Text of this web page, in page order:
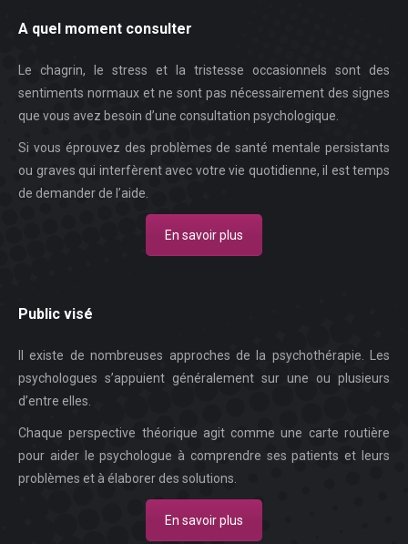
A quel moment consulter
Le chagrin, le stress et la tristesse occasionnels sont des
sentiments normaux et ne sont pas nécessairement des signes
que vous avez besoin d’une consultation psychologique.
Si vous éprouvez des problèmes de santé mentale persistants
ou graves qui interfèrent avec votre vie quotidienne, il est temps
de demander de l’aide.
En savoir plus
Public visé
Il existe de nombreuses approches de la psychothérapie. Les
psychologues s’appuient généralement sur une ou plusieurs
d’entre elles.
Chaque perspective théorique agit comme une carte routière
pour aider le psychologue à comprendre ses patients et leurs
problèmes et à élaborer des solutions.
En savoir plus